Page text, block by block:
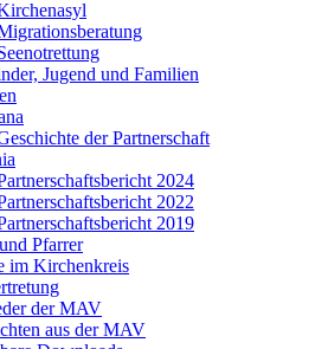
Jugend und Familien
der Partnerschaft
2024
2022
2019
Pfarrer
im Kirchenkreis
der MAV
aus der MAV